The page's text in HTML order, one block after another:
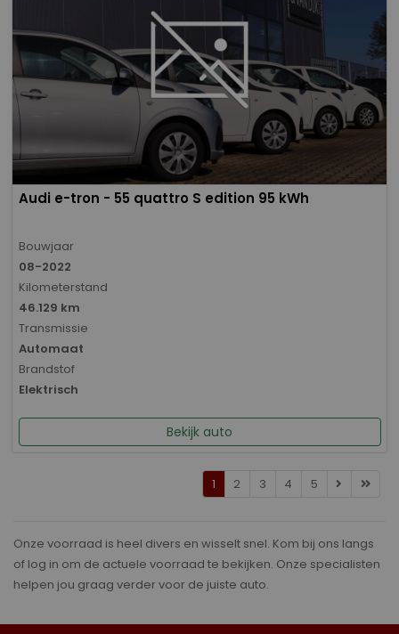
Audi e-tron - 55 quattro S edition 95 kWh
Bouwjaar
08-2022
Kilometerstand
46.129 km
Transmissie
Automaat
Brandstof
Elektrisch
Bekijk auto
1 2 3 4 5
Onze voorraad is heel divers en wisselt snel. Kom bij ons langs
of log in om de actuele voorraad te bekijken. Onze specialisten
helpen jou graag verder voor de juiste auto.